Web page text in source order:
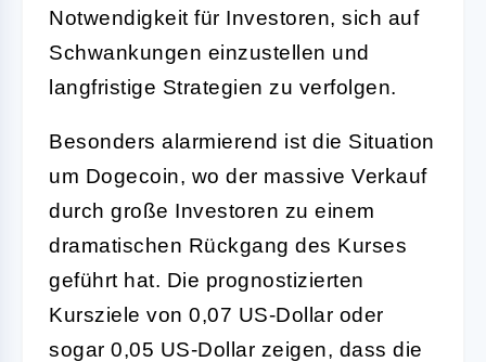
Notwendigkeit für Investoren, sich auf
Schwankungen einzustellen und
langfristige Strategien zu verfolgen.
Besonders alarmierend ist die Situation
um Dogecoin, wo der massive Verkauf
durch große Investoren zu einem
dramatischen Rückgang des Kurses
geführt hat. Die prognostizierten
Kursziele von 0,07 US-Dollar oder
sogar 0,05 US-Dollar zeigen, dass die